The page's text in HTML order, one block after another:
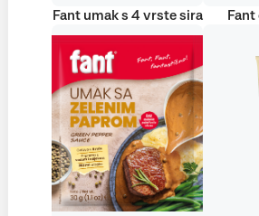
Fant umak s 4 vrste sira